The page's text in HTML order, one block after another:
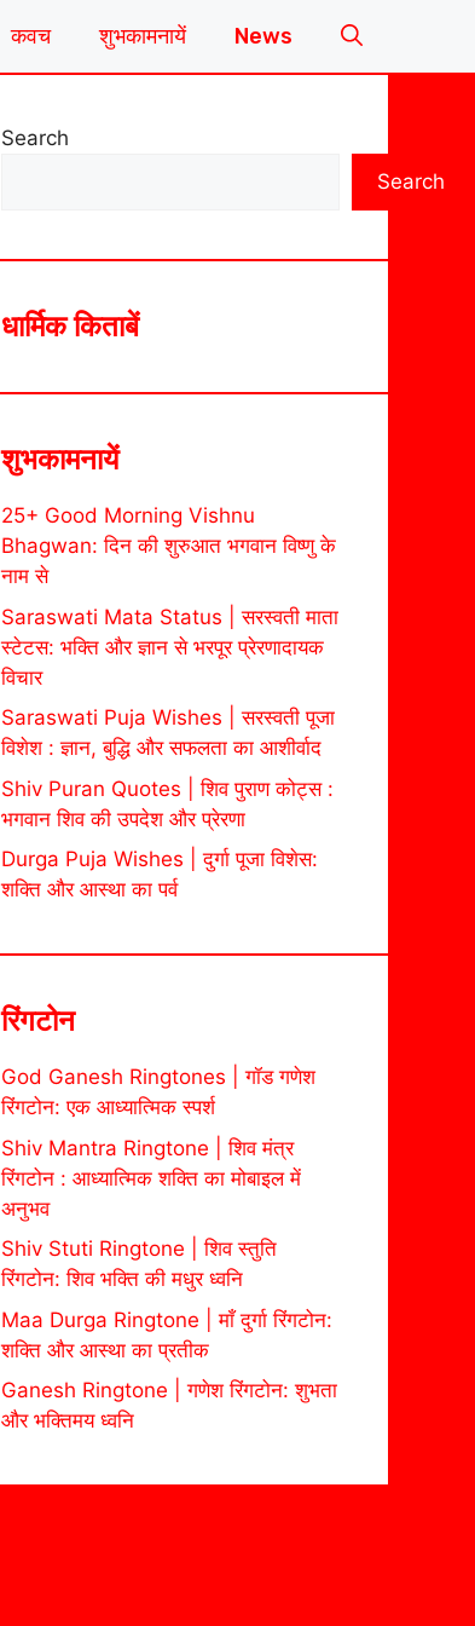
कवच शुभकामनायें News
Search
Search
धार्मिक किताबें
शुभकामनायें
25+ Good Morning Vishnu
Bhagwan: दिन की शुरुआत भगवान विष्णु के
नाम से
Saraswati Mata Status | सरस्वती माता
स्टेटस: भक्ति और ज्ञान से भरपूर प्रेरणादायक
विचार
Saraswati Puja Wishes | सरस्वती पूजा
विशेश : ज्ञान, बुद्धि और सफलता का आशीर्वाद
Shiv Puran Quotes | शिव पुराण कोट्स :
भगवान शिव की उपदेश और प्रेरणा
Durga Puja Wishes | दुर्गा पूजा विशेस:
शक्ति और आस्था का पर्व
रिंगटोन
God Ganesh Ringtones | गॉड गणेश
रिंगटोन: एक आध्यात्मिक स्पर्श
Shiv Mantra Ringtone | शिव मंत्र
रिंगटोन : आध्यात्मिक शक्ति का मोबाइल में
अनुभव
Shiv Stuti Ringtone | शिव स्तुति
रिंगटोन: शिव भक्ति की मधुर ध्वनि
Maa Durga Ringtone | माँ दुर्गा रिंगटोन:
शक्ति और आस्था का प्रतीक
Ganesh Ringtone | गणेश रिंगटोन: शुभता
और भक्तिमय ध्वनि